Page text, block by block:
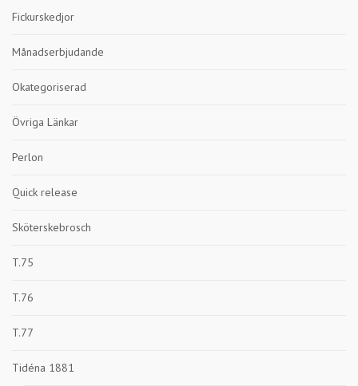
Fickurskedjor
Månadserbjudande
Okategoriserad
Övriga Länkar
Perlon
Quick release
Sköterskebrosch
T.75
T.76
T.77
Tidéna 1881